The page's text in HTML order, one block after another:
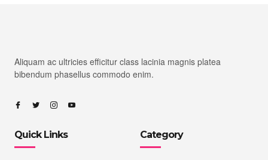
Aliquam ac ultricies efficitur class lacinia magnis platea
bibendum phasellus commodo enim.
Quick Links Category